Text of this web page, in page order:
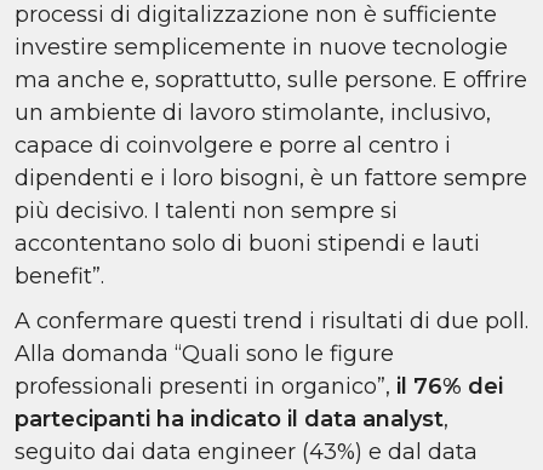
processi di digitalizzazione non è sufficiente
investire semplicemente in nuove tecnologie
ma anche e, soprattutto, sulle persone. E offrire
un ambiente di lavoro stimolante, inclusivo,
capace di coinvolgere e porre al centro i
dipendenti e i loro bisogni, è un fattore sempre
più decisivo. I talenti non sempre si
accontentano solo di buoni stipendi e lauti
benefit”.
A confermare questi trend i risultati di due poll.
Alla domanda “Quali sono le figure
professionali presenti in organico”, il 76% dei
partecipanti ha indicato il data analyst,
seguito dai data engineer (43%) e dal data